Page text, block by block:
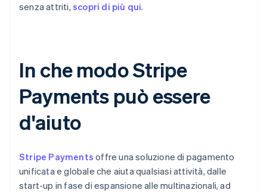
senza attriti, scopri di più qui.
In che modo Stripe
Payments può essere
d'aiuto
Stripe Payments offre una soluzione di pagamento
unificata e globale che aiuta qualsiasi attività, dalle
start-up in fase di espansione alle multinazionali, ad